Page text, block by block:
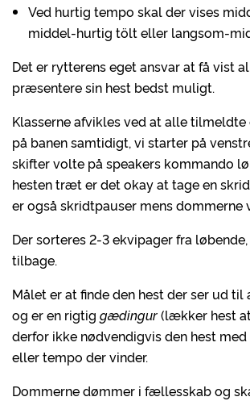
Ved hurtig tempo skal der vises
middel-hurtig tölt eller langsom-
Det er rytterens eget ansvar at få vist
præsentere sin hest bedst muligt.
Klasserne afvikles ved at alle
på banen samtidigt, vi starter på
skifter volte på speakers kommando
hesten træt er det okay at tage en
er også skridtpauser mens dommerne
Der sorteres 2-3 ekvipager fra
tilbage.
Målet er at finde den hest der ser ud til
og er en rigtig gædingur(lækker hest
derfor ikke nødvendigvis den hest
eller tempo der vinder.
Dommerne dømmer i fællesskab og